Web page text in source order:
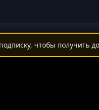
чтобы получить